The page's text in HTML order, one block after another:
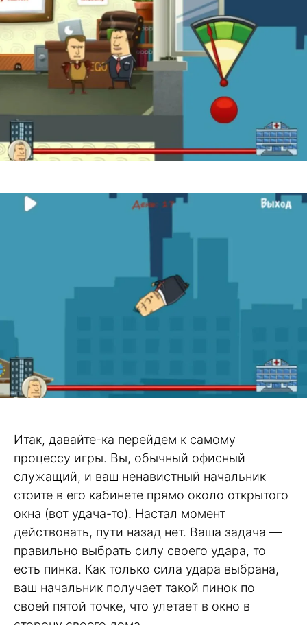
Итак, давайте-ка перейдем к самому
процессу игры. Вы, обычный офисный
служащий, и ваш ненавистный начальник
стоите в его кабинете прямо около открытого
окна (вот удача-то). Настал момент
действовать, пути назад нет. Ваша задача —
правильно выбрать силу своего удара, то
есть пинка. Как только сила удара выбрана,
ваш начальник получает такой пинок по
своей пятой точке, что улетает в окно в